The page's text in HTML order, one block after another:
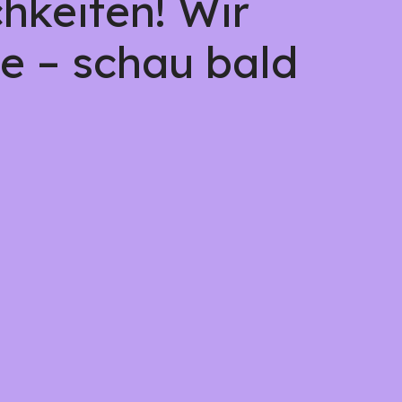
– schau bald